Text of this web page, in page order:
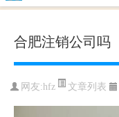
合肥注销公司吗
网友:hfz 文章列表